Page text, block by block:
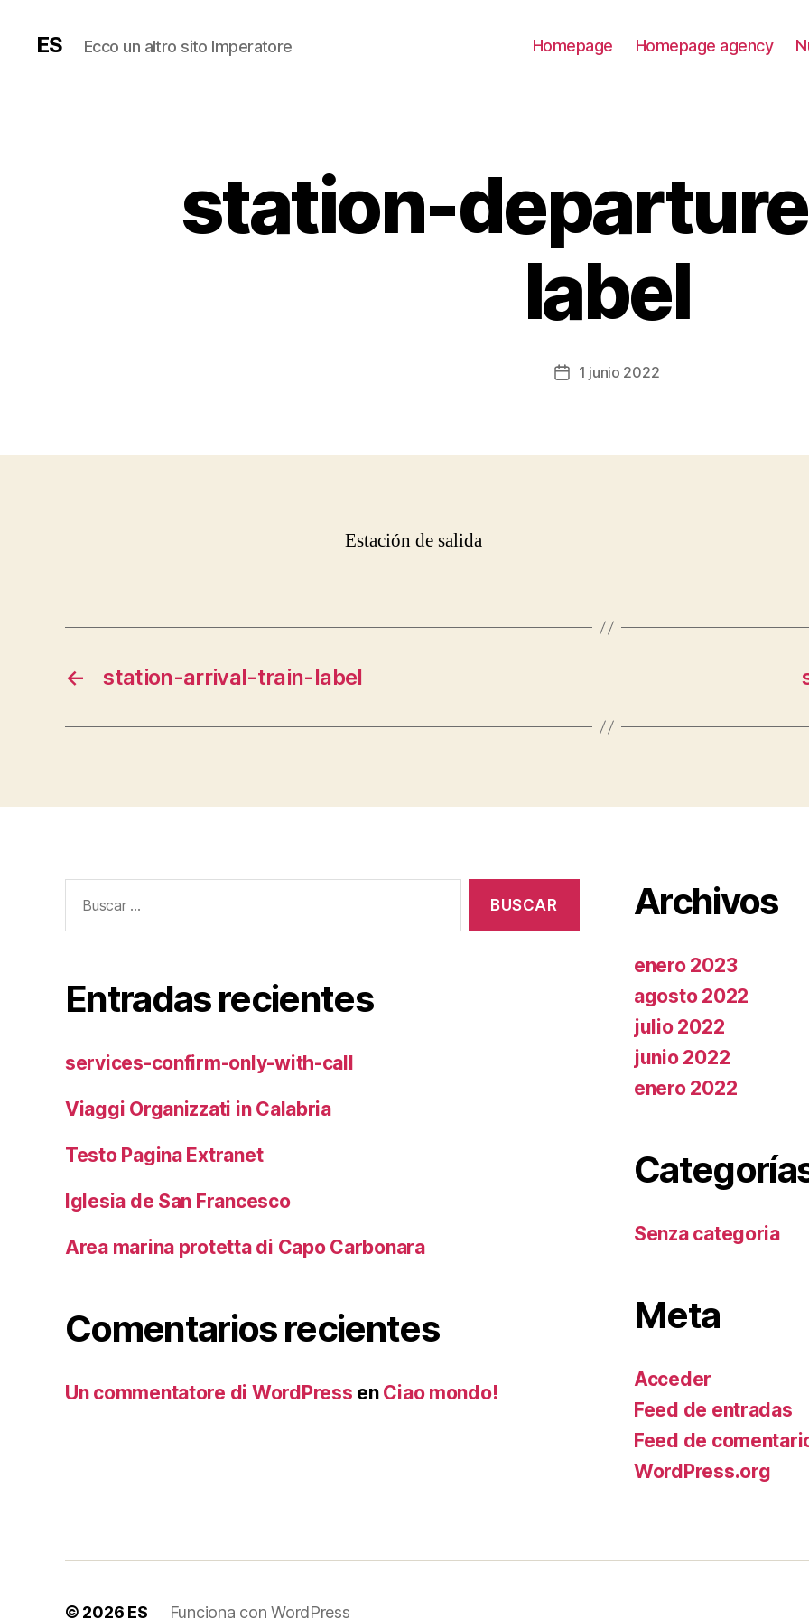
ES Ecco un altro sito Imperatore Homepage Homepage agency
station-
label
Fecha1 junio 2022
Estación de salida
← station-arrival-train-label
Entradas recientes
services-confirm-only-with-call
Viaggi Organizzati in Calabria
Testo Pagina Extranet
Iglesia de San Francesco
Area marina protetta di Capo Carbonara
Comentarios recientes
Un commentatore di WordPress en Ciao mondo!
Archivos
enero 2023
agosto 2022
julio 2022
junio 2022
enero 2022
Senza categoria
Meta
Acceder
Feed de entradas
Feed de
WordPress.org
© 2026 ES Funciona con WordPress